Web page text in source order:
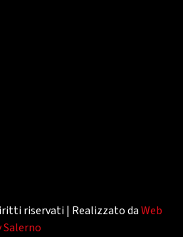
riservati | Realizzato daWeb
Salerno